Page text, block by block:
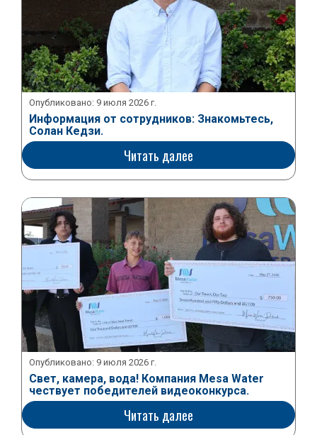
Опубликовано: 9 июля 2026 г.
Информация от сотрудников: Знакомьтесь,
Солан Кедзи.
Читать далее
Опубликовано: 9 июля 2026 г.
Свет, камера, вода! Компания Mesa Water
чествует победителей видеоконкурса.
Читать далее